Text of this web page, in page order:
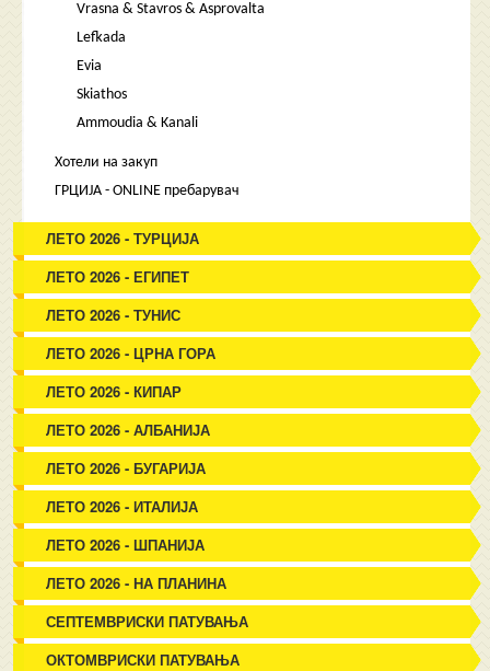
Vrasna & Stavros & Asprovalta
Lefkada
Evia
Skiathos
Ammoudia & Kanali
Хотели на закуп
ГРЦИЈА - ONLINE пребарувач
ЛЕТО 2026 - ТУРЦИЈА
ЛЕТО 2026 - ЕГИПЕТ
ЛЕТО 2026 - ТУНИС
ЛЕТО 2026 - ЦРНА ГОРА
ЛЕТО 2026 - КИПАР
ЛЕТО 2026 - АЛБАНИЈА
ЛЕТО 2026 - БУГАРИЈА
ЛЕТО 2026 - ИТАЛИЈА
ЛЕТО 2026 - ШПАНИЈА
ЛЕТО 2026 - НА ПЛАНИНА
СЕПТЕМВРИСКИ ПАТУВАЊА
ОКТОМВРИСКИ ПАТУВАЊА